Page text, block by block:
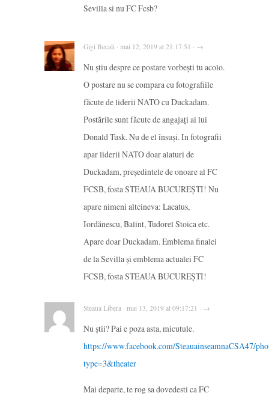
Sevilla si nu FC Fcsb?
Gigi Becali · mai 12, 2019 at 21:17:51 · →
Nu știu despre ce postare vorbești tu acolo.
O postare nu se compara cu fotografiile
făcute de liderii NATO cu Duckadam.
Postările sunt făcute de angajați ai lui
Donald Tusk. Nu de el însuși. In fotografii
apar liderii NATO doar alaturi de
Duckadam, președintele de onoare al FC
FCSB, fosta STEAUA BUCUREȘTI! Nu
apare nimeni altcineva: Lacatus,
Iordănescu, Balint, Tudorel Stoica etc.
Apare doar Duckadam. Emblema finalei
de la Sevilla și emblema actualei FC
FCSB, fosta STEAUA BUCUREȘTI!
Steaua Libera · mai 13, 2019 at 09:17:21 · →
Nu știi? Pai e poza asta, micutule.
https://www.facebook.com/SteauainseamnaCSA47/
type=3&theater
Mai departe, te rog sa dovedesti ca FC